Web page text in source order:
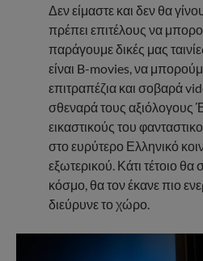
Δεν είμαστε και δεν θα
πρέπει επιτέλους να
παράγουμε δικές μας
είναι B-movies, να
επιτραπέζια και σοβαρά
σθεναρά τους αξιόλογους
εικαστικούς του
στο ευρύτερο Ελληνικό
εξωτερικού. Κάτι τέτοιο
κόσμο, θα τον έκανε πιο
διεύρυνε το χώρο.